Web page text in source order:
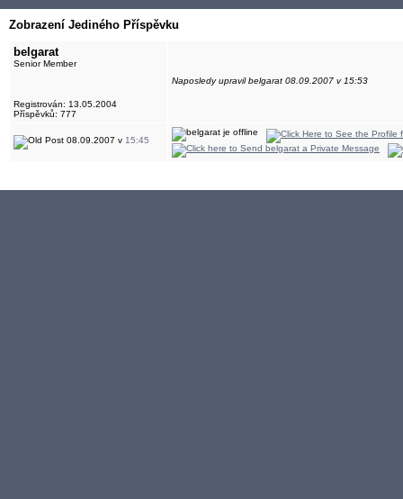
Zobrazení Jediného Příspěvku
belgarat
Senior Member
Registrován: 13.05.2004
Příspěvků: 777
Naposledy upravil belgarat 08.09.2007 v 15:53
08.09.2007 v 15:45